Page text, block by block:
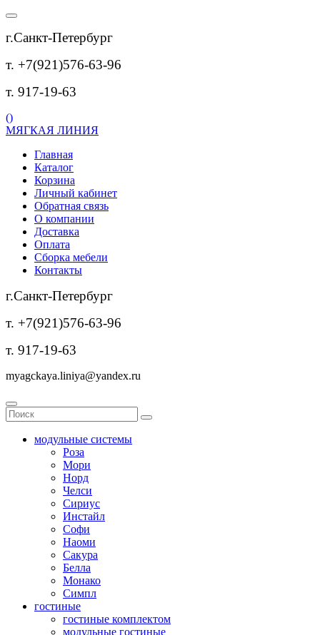
г.Санкт-Петербург
т. +7(921)576-63-96
т. 917-19-63
()
МЯГКАЯ ЛИНИЯ
Главная
Каталог
Корзина
Личный кабинет
Обратная связь
О компании
Доставка
Оплата
Сборка мебели
Контакты
г.Санкт-Петербург
т. +7(921)576-63-96
т. 917-19-63
myagckaya.liniya@yandex.ru
модульные системы
Роза
Мори
Норд
Челси
Сириус
Инстайл
Софи
Наоми
Сакура
Белла
Монако
Симпл
гостиные
гостиные комплектом
модульные гостиные